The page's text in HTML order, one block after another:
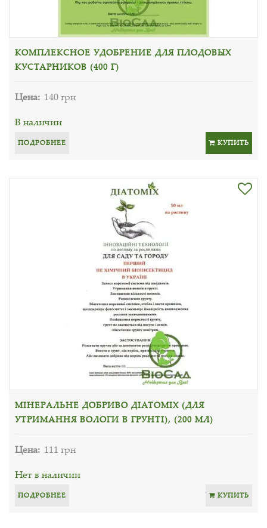
КОМПЛЕКСНОЕ УДОБРЕНИЕ ДЛЯ ПЛОДОВЫХ
КУСТАРНИКОВ (400 Г)
Цена: 140 грн
В наличии
ПОДРОБНЕЕ КУПИТЬ
МІНЕРАЛЬНЕ ДОБРИВО ДІАТОМІХ (ДЛЯ
УТРИМАННЯ ВОЛОГИ В ГРУНТІ), (200 МЛ)
Цена: 111 грн
Нет в наличии
ПОДРОБНЕЕ КУПИТЬ